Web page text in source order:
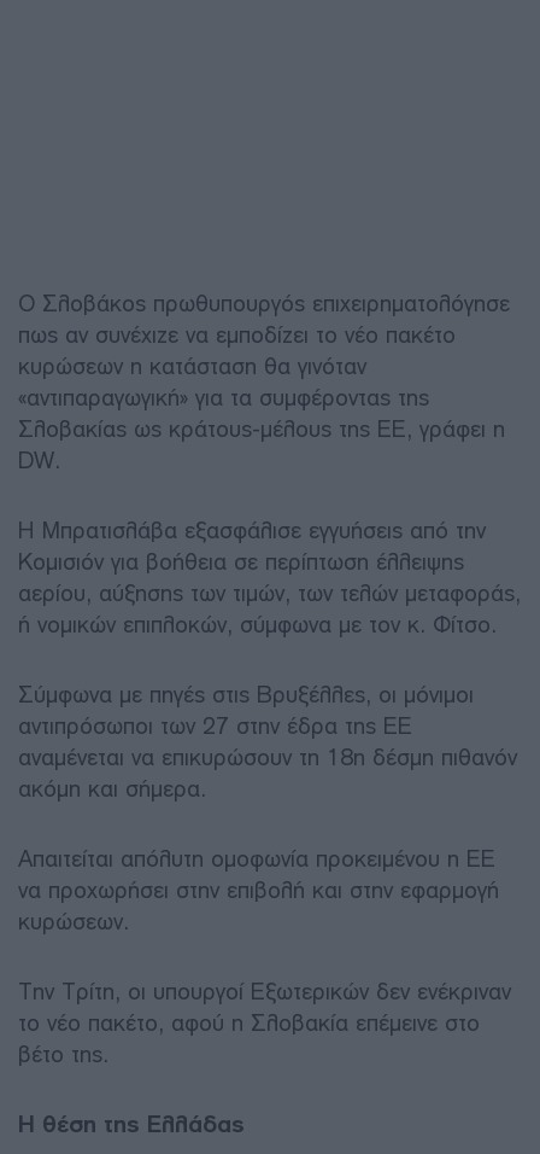
Ο Σλοβάκος πρωθυπουργός επιχειρηματολόγησε
πως αν συνέχιζε να εμποδίζει το νέο πακέτο
κυρώσεων η κατάσταση θα γινόταν
«αντιπαραγωγική» για τα συμφέροντας της
Σλοβακίας ως κράτους-μέλους της ΕΕ, γράφει η
DW.
Η Μπρατισλάβα εξασφάλισε εγγυήσεις από την
Κομισιόν για βοήθεια σε περίπτωση έλλειψης
αερίου, αύξησης των τιμών, των τελών μεταφοράς,
ή νομικών επιπλοκών, σύμφωνα με τον κ. Φίτσο.
Σύμφωνα με πηγές στις Βρυξέλλες, οι μόνιμοι
αντιπρόσωποι των 27 στην έδρα της ΕΕ
αναμένεται να επικυρώσουν τη 18η δέσμη πιθανόν
ακόμη και σήμερα.
Απαιτείται απόλυτη ομοφωνία προκειμένου η ΕΕ
να προχωρήσει στην επιβολή και στην εφαρμογή
κυρώσεων.
Την Τρίτη, οι υπουργοί Εξωτερικών δεν ενέκριναν
το νέο πακέτο, αφού η Σλοβακία επέμεινε στο
βέτο της.
Η θέση της Ελλάδας